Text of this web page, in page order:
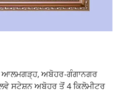
ਆਲਮਗੜ੍ਹ, ਅਬੋਹਰ-ਗੰਗਾਨਗਰ
ਸਟੇਸ਼ਨ ਅਬੋਹਰ ਤੋਂ 4 ਕਿਲੋਮੀਟਰ